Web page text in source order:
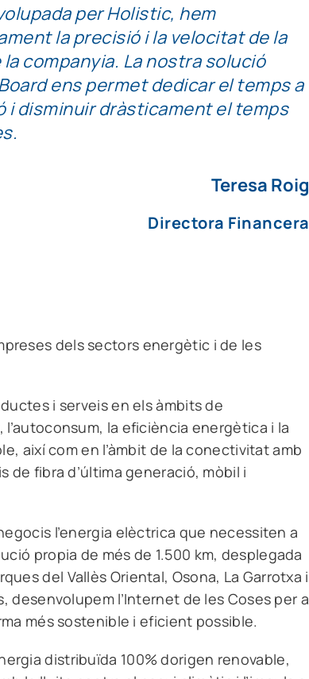
per Holistic, hem
la precisió i la velocitat de la
companyia. La nostra solució
ens permet dedicar el temps a
i disminuir dràsticament el temps
Teresa Roig
Directora Financera
dels sectors energètic i de les
i serveis en els àmbits de
l’autoconsum, la eficiència energètica i la
, així com en l’àmbit de la conectivitat amb
de fibra d’última generació, mòbil i
l’energia elèctrica que necessiten a
propia de més de 1.500 km, desplegada
del Vallès Oriental, Osona, La Garrotxa i
desenvolupem l’Internet de les Coses per a
més sostenible i eficient possible.
distribuïda 100% dorigen renovable,